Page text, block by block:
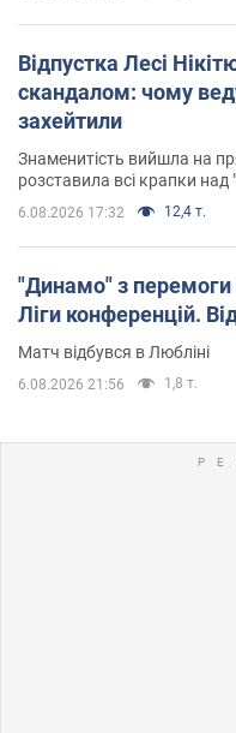
Відпустка Лесі
скандалом: чому
захейтили
Знаменитість вийшла на
розставила всі крапки над
6.08.2026 17:32 12,4 т.
"Динамо" з перемоги
Ліги конференцій.
Матч відбувся в Любліні
6.08.2026 21:56 1,8 т.